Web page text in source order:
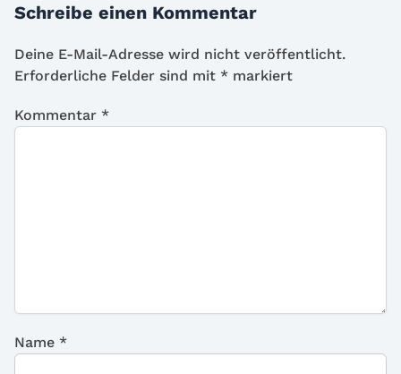
Schreibe einen Kommentar
Deine E-Mail-Adresse wird nicht veröffentlicht.
Erforderliche Felder sind mit * markiert
Kommentar *
Name *